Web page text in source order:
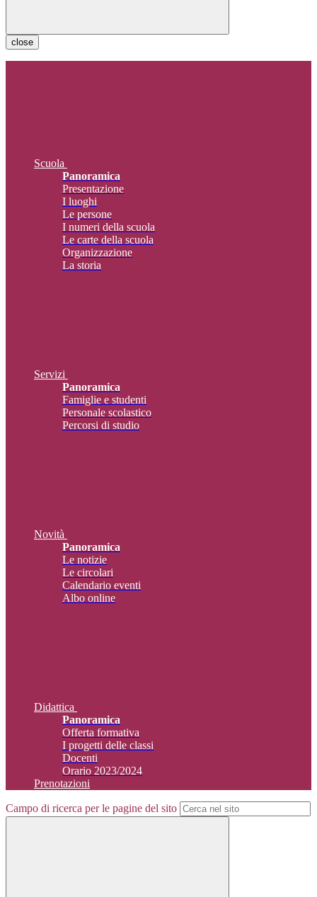
close
Scuola
Panoramica
Presentazione
I luoghi
Le persone
I numeri della scuola
Le carte della scuola
Organizzazione
La storia
Servizi
Panoramica
Famiglie e studenti
Personale scolastico
Percorsi di studio
Novità
Panoramica
Le notizie
Le circolari
Calendario eventi
Albo online
Didattica
Panoramica
Offerta formativa
I progetti delle classi
Docenti
Orario 2023/2024
Prenotazioni
Campo di ricerca per le pagine del sito